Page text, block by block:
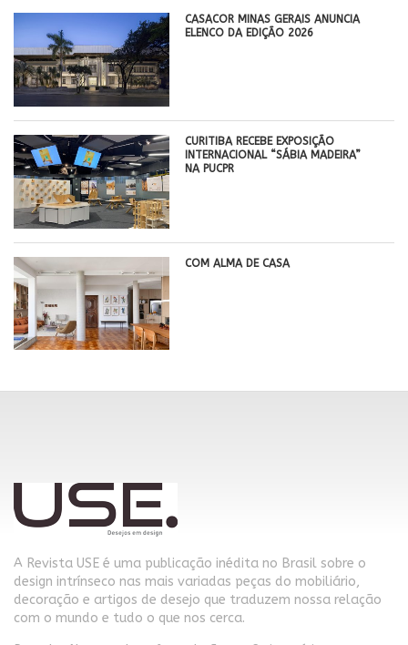
CASACOR MINAS GERAIS ANUNCIA
ELENCO DA EDIÇÃO 2026
CURITIBA RECEBE EXPOSIÇÃO
INTERNACIONAL “SÁBIA MADEIRA”
NA PUCPR
COM ALMA DE CASA
A Revista USE é uma publicação inédita no Brasil sobre o
design intrínseco nas mais variadas peças do mobiliário,
decoração e artigos de desejo que traduzem nossa relação
com o mundo e tudo o que nos cerca.